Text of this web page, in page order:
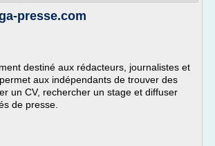
presse.com
destiné aux rédacteurs, journalistes et
aux indépendants de trouver des
un CV, rechercher un stage et diffuser
de presse.